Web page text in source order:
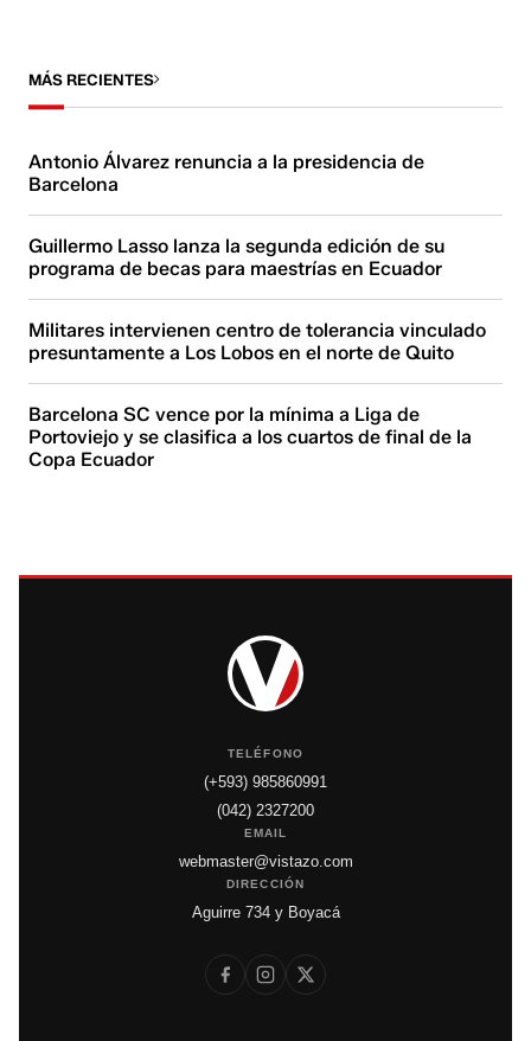
MÁS RECIENTES
Antonio Álvarez renuncia a la presidencia de
Barcelona
Guillermo Lasso lanza la segunda edición de su
programa de becas para maestrías en Ecuador
Militares intervienen centro de tolerancia vinculado
presuntamente a Los Lobos en el norte de Quito
Barcelona SC vence por la mínima a Liga de
Portoviejo y se clasifica a los cuartos de final de la
Copa Ecuador
TELÉFONO
(+593) 985860991
(042) 2327200
EMAIL
webmaster@vistazo.com
DIRECCIÓN
Aguirre 734 y Boyacá